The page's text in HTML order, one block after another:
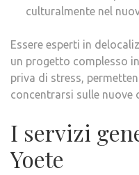
culturalmente nel
Essere esperti in
un progetto complesso
priva di stress,
concentrarsi sulle nuove
I servizi
Yoete